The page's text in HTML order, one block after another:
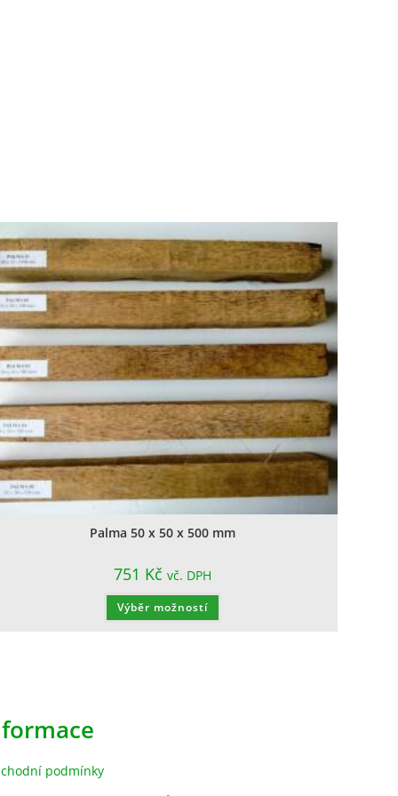
Palma 50 x 50 x 500 mm
751 Kč vč. DPH
Výběr možností
podmínky